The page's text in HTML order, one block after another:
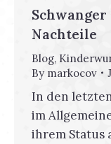
Nachteile
Blog,
By markocov
In den
im
ihrem Status